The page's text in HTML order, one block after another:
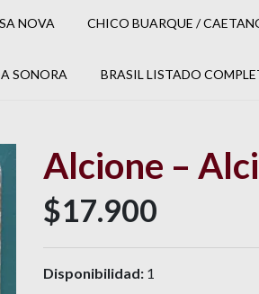
NOVA CHICO BUARQUE /
SONORA BRASIL LISTADO
Alcione –
$17.900
Disponibilidad: 1